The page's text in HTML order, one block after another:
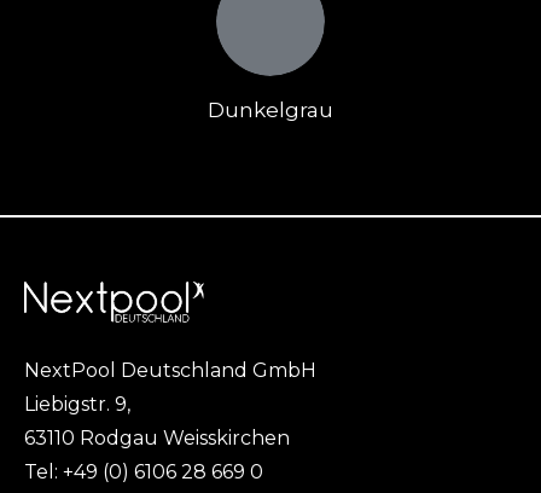
Dunkelgrau
NextPool Deutschland GmbH
Liebigstr. 9,
63110 Rodgau Weisskirchen
Tel: +49 (0) 6106 28 669 0